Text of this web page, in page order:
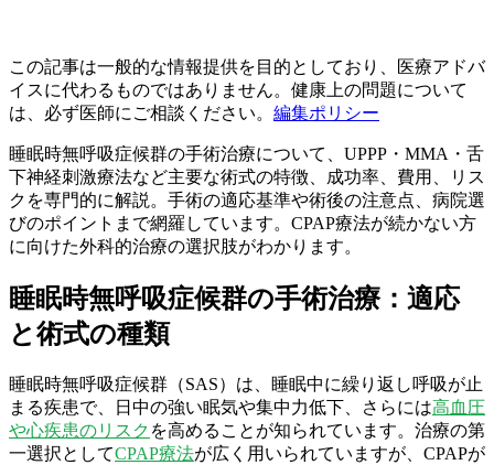
この記事は一般的な情報提供を目的としており、医療アドバ
イスに代わるものではありません。健康上の問題について
は、必ず医師にご相談ください。 編集ポリシー
睡眠時無呼吸症候群の手術治療について、UPPP・MMA・舌
下神経刺激療法など主要な術式の特徴、成功率、費用、リス
クを専門的に解説。手術の適応基準や術後の注意点、病院選
びのポイントまで網羅しています。CPAP療法が続かない方
に向けた外科的治療の選択肢がわかります。
睡眠時無呼吸症候群の手術治療：適応
と術式の種類
睡眠時無呼吸症候群（SAS）は、睡眠中に繰り返し呼吸が止
まる疾患で、日中の強い眠気や集中力低下、さらには高血圧
や心疾患のリスク を高めることが知られています。治療の第
一選択としてCPAP療法が広く用いられていますが、CPAPが